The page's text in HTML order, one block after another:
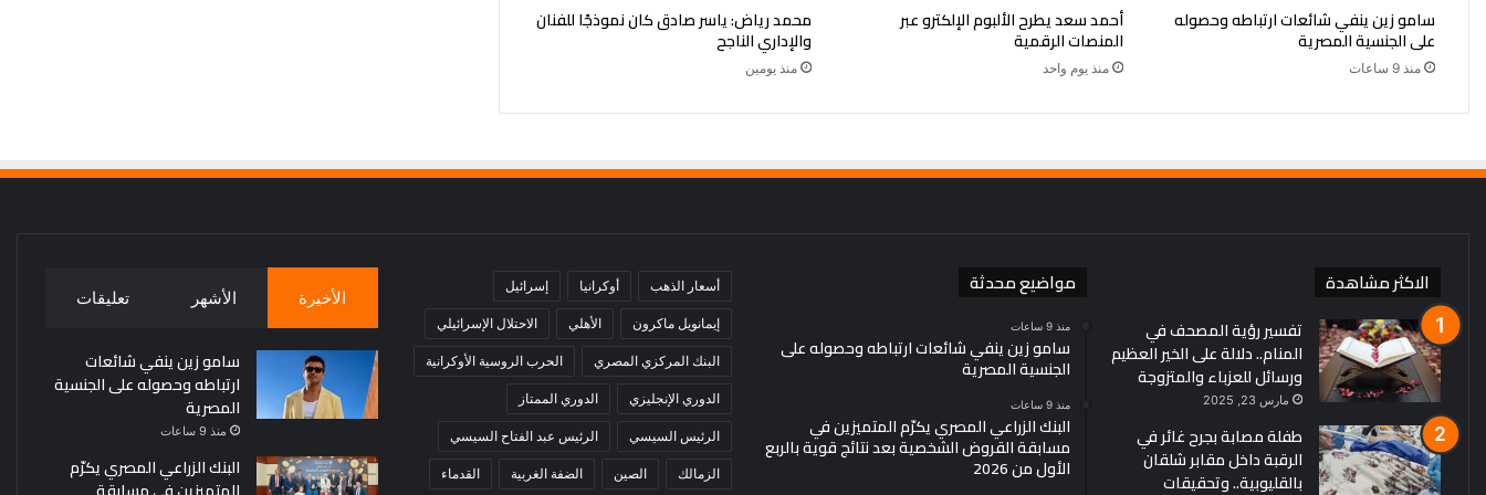
سامو زين ينفي شائعات ارتباطه وحصوله
على الجنسية المصرية
منذ 9 ساعات
أحمد سعد يطرح الألبوم الإلكترو عبر
المنصات الرقمية
منذ يوم واحد
محمد رياض: ياسر صادق كان نموذجًا للفنان
والإداري الناجح
منذ يومين
الاكثر مشاهدة
تفسير رؤية المصحف في
المنام.. دلالة على الخير العظيم
ورسائل للعزباء والمتزوجة
مارس 23, 2025
طفلة مصابة بجرح غائر في
الرقبة داخل مقابر شلقان
بالقليوبية.. وتحقيقات
مواضيع محدثة
منذ 9 ساعات
سامو زين ينفي شائعات ارتباطه وحصوله على
الجنسية المصرية
منذ 9 ساعات
البنك الزراعي المصري يكرّم المتميزين في
مسابقة القروض الشخصية بعد نتائج قوية بالربع
الأول من 2026
أسعار الذهب أوكرانيا إسرائيل
إيمانويل ماكرون الأهلي الاحتلال الإسرائيلي
البنك المركزي المصري الحرب الروسية الأوكرانية
الدوري الإنجليزي الدوري الممتاز
الرئيس السيسي الرئيس عبد الفتاح السيسي
الزمالك الصين الضفة الغربية القدماء
الأخيرة الأشهر تعليقات
سامو زين ينفي شائعات
ارتباطه وحصوله على الجنسية
المصرية
منذ 9 ساعات
البنك الزراعي المصري يكرّم